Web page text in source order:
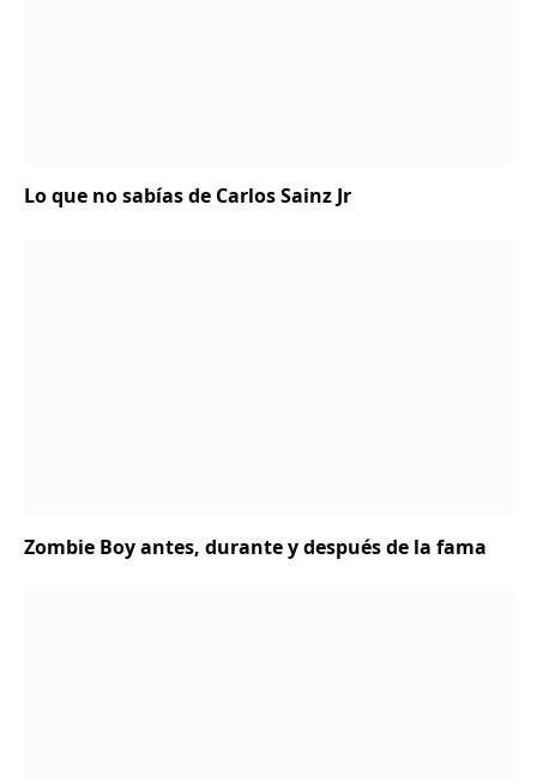
Lo que no sabías de Carlos Sainz Jr
Zombie Boy antes, durante y después de la fama